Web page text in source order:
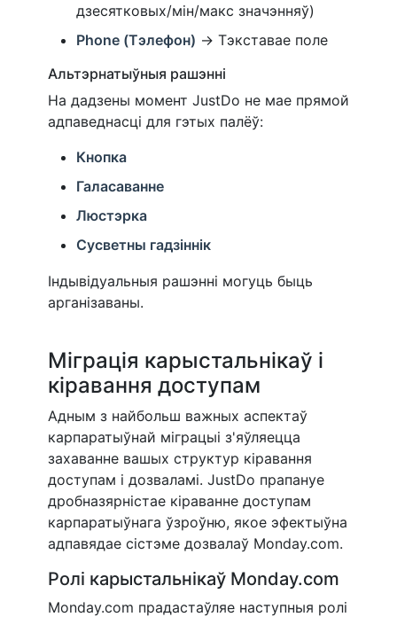
дзесятковых/мін/макс значэнняў)
Phone (Тэлефон) → Тэкставае поле
Альтэрнатыўныя рашэнні
На дадзены момент JustDo не мае прямой
адпаведнасці для гэтых палёў:
Кнопка
Галасаванне
Люстэрка
Сусветны гадзіннік
Індывідуальныя рашэнні могуць быць
арганізаваны.
Міграція карыстальнікаў і
кіравання доступам
Адным з найбольш важных аспектаў
карпаратыўнай міграцыі з'яўляецца
захаванне вашых структур кіравання
доступам і дозваламі. JustDo прапануе
дробназярністае кіраванне доступам
карпаратыўнага ўзроўню, якое эфектыўна
адпавядае сістэме дозвалаў Monday.com.
Ролі карыстальнікаў Monday.com
Monday.com прадастаўляе наступныя ролі